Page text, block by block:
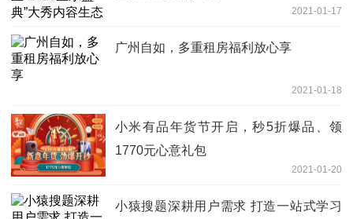
2021-01-17
广州自如，多重租房福利放心享
2021-01-18
小米有品年货节开启，秒5折爆品、领
1770元心意礼包
2021-01-20
小猿搜题深耕用户需求 打造一站式学习